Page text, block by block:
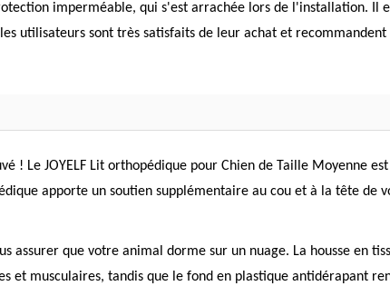
imperméable, qui s'est arrachée lors de l'installation. Il
utilisateurs sont très satisfaits de leur achat et
! Le JOYELF Lit orthopédique pour Chien de Taille Moyenne
apporte un soutien supplémentaire au cou et à la tête de
assurer que votre animal dorme sur un nuage. La housse en
et musculaires, tandis que le fond en plastique antidérapant